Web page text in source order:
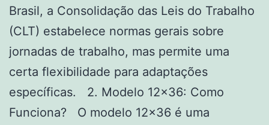
Brasil, a Consolidação das Leis do Trabalho
(CLT) estabelece normas gerais sobre
jornadas de trabalho, mas permite uma
certa flexibilidade para adaptações
específicas. 2. Modelo 12×36: Como
Funciona? O modelo 12×36 é uma